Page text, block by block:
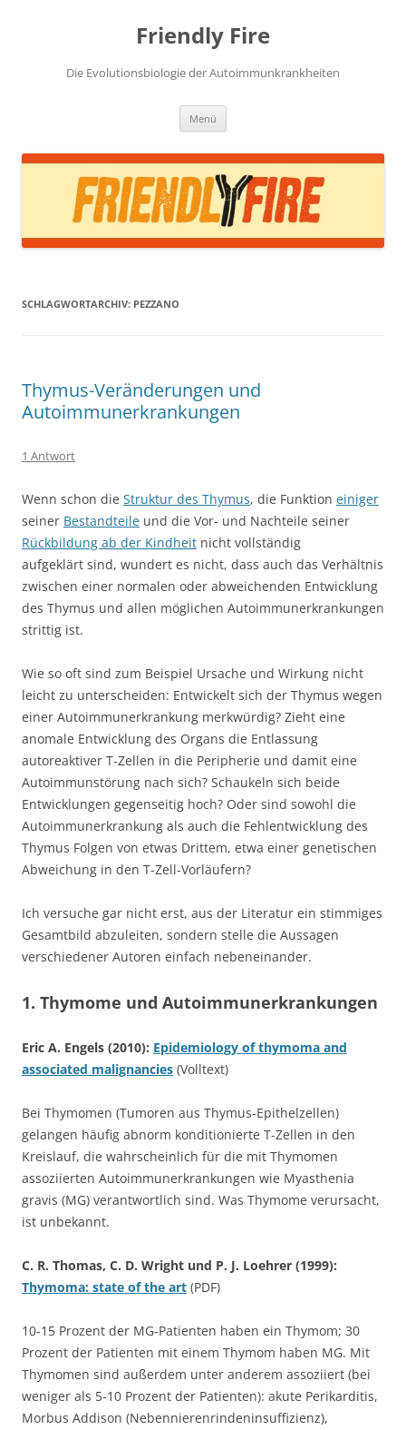
Friendly Fire
Die Evolutionsbiologie der Autoimmunkrankheiten
Menü
SCHLAGWORTARCHIV: PEZZANO
Thymus-Veränderungen und
Autoimmunerkrankungen
1 Antwort
Wenn schon die Struktur des Thymus, die Funktion einiger
seiner Bestandteile und die Vor- und Nachteile seiner
Rückbildung ab der Kindheit nicht vollständig
aufgeklärt sind, wundert es nicht, dass auch das Verhältnis
zwischen einer normalen oder abweichenden Entwicklung
des Thymus und allen möglichen Autoimmunerkrankungen
strittig ist.
Wie so oft sind zum Beispiel Ursache und Wirkung nicht
leicht zu unterscheiden: Entwickelt sich der Thymus wegen
einer Autoimmunerkrankung merkwürdig? Zieht eine
anomale Entwicklung des Organs die Entlassung
autoreaktiver T-Zellen in die Peripherie und damit eine
Autoimmunstörung nach sich? Schaukeln sich beide
Entwicklungen gegenseitig hoch? Oder sind sowohl die
Autoimmunerkrankung als auch die Fehlentwicklung des
Thymus Folgen von etwas Drittem, etwa einer genetischen
Abweichung in den T-Zell-Vorläufern?
Ich versuche gar nicht erst, aus der Literatur ein stimmiges
Gesamtbild abzuleiten, sondern stelle die Aussagen
verschiedener Autoren einfach nebeneinander.
1. Thymome und Autoimmunerkrankungen
Eric A. Engels (2010): Epidemiology of thymoma and
associated malignancies (Volltext)
Bei Thymomen (Tumoren aus Thymus-Epithelzellen)
gelangen häufig abnorm konditionierte T-Zellen in den
Kreislauf, die wahrscheinlich für die mit Thymomen
assoziierten Autoimmunerkrankungen wie Myasthenia
gravis (MG) verantwortlich sind. Was Thymome verursacht,
ist unbekannt.
C. R. Thomas, C. D. Wright und P. J. Loehrer (1999):
Thymoma: state of the art (PDF)
10-15 Prozent der MG-Patienten haben ein Thymom; 30
Prozent der Patienten mit einem Thymom haben MG. Mit
Thymomen sind außerdem unter anderem assoziiert (bei
weniger als 5-10 Prozent der Patienten): akute Perikarditis,
Morbus Addison (Nebennierenrindeninsuffizienz),